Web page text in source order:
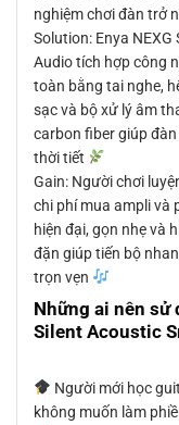
nghiệm chơi đàn trở
Solution: Enya
Audio tích hợp công
toàn bằng tai nghe,
sạc và bộ xử lý âm
carbon fiber giúp
thời tiết
Gain: Người chơi
chi phí mua ampli và
hiện đại, gọn nhẹ và
đặn giúp tiến bộ
trọn vẹn
Những ai nên sử
Silent Acoustic
Người mới học
không muốn làm